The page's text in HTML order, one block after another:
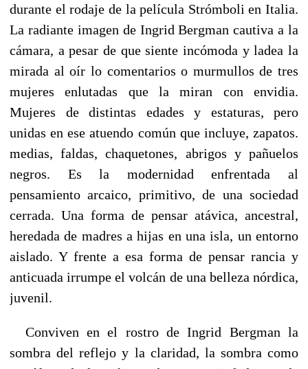
durante el rodaje de la película Strómboli en Italia.
La radiante imagen de Ingrid Bergman cautiva a la
cámara, a pesar de que siente incómoda y ladea la
mirada al oír lo comentarios o murmullos de tres
mujeres enlutadas que la miran con envidia.
Mujeres de distintas edades y estaturas, pero
unidas en ese atuendo común que incluye, zapatos.
medias, faldas, chaquetones, abrigos y pañuelos
negros. Es la modernidad enfrentada al
pensamiento arcaico, primitivo, de una sociedad
cerrada. Una forma de pensar atávica, ancestral,
heredada de madres a hijas en una isla, un entorno
aislado. Y frente a esa forma de pensar rancia y
anticuada irrumpe el volcán de una belleza nórdica,
juvenil.
Conviven en el rostro de Ingrid Bergman la
sombra del reflejo y la claridad, la sombra como